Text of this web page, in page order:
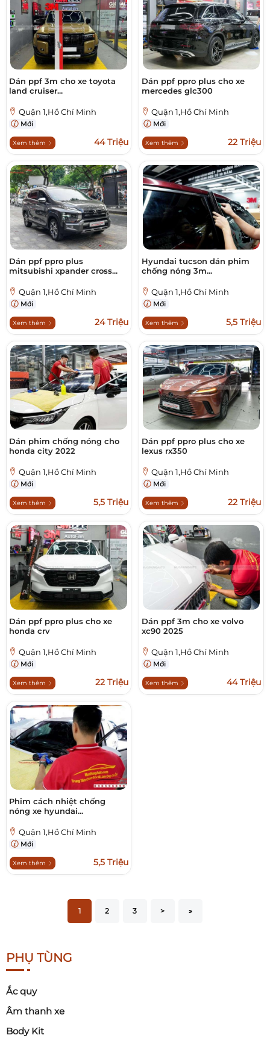
Dán ppf 3m cho xe toyota
land cruiser...
Quận 1,Hồ Chí Minh
Mới
Xem thêm 44 Triệu
Dán ppf ppro plus cho xe
mercedes glc300
Quận 1,Hồ Chí Minh
Mới
Xem thêm 22 Triệu
Dán ppf ppro plus
mitsubishi xpander cross...
Quận 1,Hồ Chí Minh
Mới
Xem thêm 24 Triệu
Hyundai tucson dán phim
chống nóng 3m...
Quận 1,Hồ Chí Minh
Mới
Xem thêm 5,5 Triệu
Dán phim chống nóng cho
honda city 2022
Quận 1,Hồ Chí Minh
Mới
Xem thêm 5,5 Triệu
Dán ppf ppro plus cho xe
lexus rx350
Quận 1,Hồ Chí Minh
Mới
Xem thêm 22 Triệu
Dán ppf ppro plus cho xe
honda crv
Quận 1,Hồ Chí Minh
Mới
Xem thêm 22 Triệu
Dán ppf 3m cho xe volvo
xc90 2025
Quận 1,Hồ Chí Minh
Mới
Xem thêm 44 Triệu
Phim cách nhiệt chống
nóng xe hyundai...
Quận 1,Hồ Chí Minh
Mới
Xem thêm 5,5 Triệu
1 2 3 > »
PHỤ TÙNG
Ắc quy
Âm thanh xe
Body Kit